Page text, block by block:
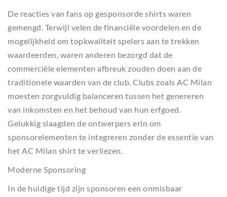
De reacties van fans op gesponsorde shirts waren
gemengd. Terwijl velen de financiële voordelen en de
mogelijkheid om topkwaliteit spelers aan te trekken
waardeerden, waren anderen bezorgd dat de
commerciële elementen afbreuk zouden doen aan de
traditionele waarden van de club. Clubs zoals AC Milan
moesten zorgvuldig balanceren tussen het genereren
van inkomsten en het behoud van hun erfgoed.
Gelukkig slaagden de ontwerpers erin om
sponsorelementen te integreren zonder de essentie van
het AC Milan shirt te verliezen.
Moderne Sponsoring
In de huidige tijd zijn sponsoren een onmisbaar